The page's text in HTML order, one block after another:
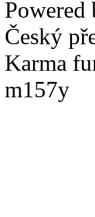
Powered
Český
Karma
m157y